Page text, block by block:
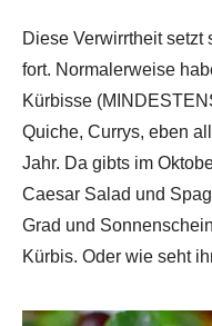
Diese Verwirrtheit
fort. Normalerweise
Kürbisse
Quiche, Currys, eben
Jahr. Da gibts im
Caesar Salad und
Grad und
Kürbis. Oder wie seht